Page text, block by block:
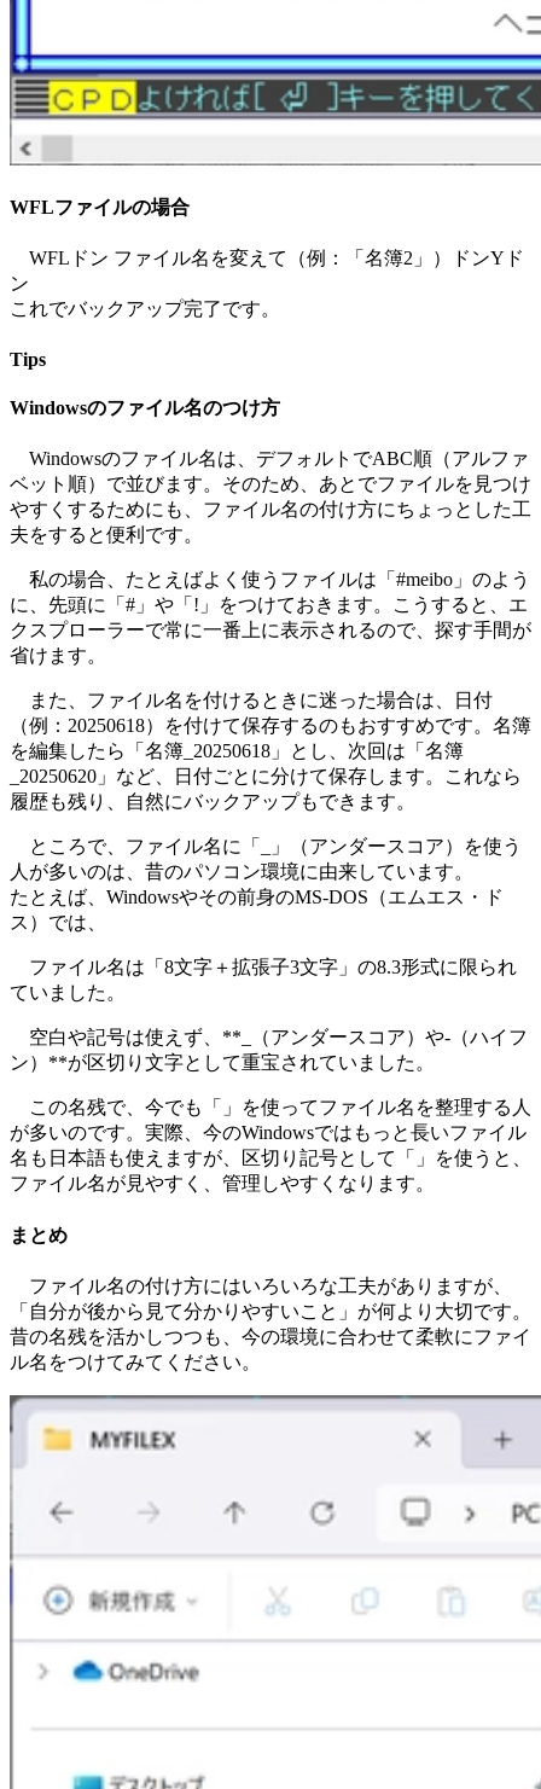
WFLファイルの場合
WFLドン ファイル名を変えて（例：「名簿2」）ドンYド
ン
これでバックアップ完了です。
Tips
Windowsのファイル名のつけ方
Windowsのファイル名は、デフォルトでABC順（アルファ
ベット順）で並びます。そのため、あとでファイルを見つけ
やすくするためにも、ファイル名の付け方にちょっとした工
夫をすると便利です。
私の場合、たとえばよく使うファイルは「#meibo」のよう
に、先頭に「#」や「!」をつけておきます。こうすると、エ
クスプローラーで常に一番上に表示されるので、探す手間が
省けます。
また、ファイル名を付けるときに迷った場合は、日付
（例：20250618）を付けて保存するのもおすすめです。名簿
を編集したら「名簿_20250618」とし、次回は「名簿
_20250620」など、日付ごとに分けて保存します。これなら
履歴も残り、自然にバックアップもできます。
ところで、ファイル名に「_」（アンダースコア）を使う
人が多いのは、昔のパソコン環境に由来しています。
たとえば、Windowsやその前身のMS-DOS（エムエス・ド
ス）では、
ファイル名は「8文字＋拡張子3文字」の8.3形式に限られ
ていました。
空白や記号は使えず、**_（アンダースコア）や-（ハイフ
ン）**が区切り文字として重宝されていました。
この名残で、今でも「
」を使ってファイル名を整理する人
が多いのです。実際、今のWindowsではもっと長いファイル
名も日本語も使えますが、区切り記号として「
」を使うと、
ファイル名が見やすく、管理しやすくなります。
まとめ
ファイル名の付け方にはいろいろな工夫がありますが、
「自分が後から見て分かりやすいこと」が何より大切です。
昔の名残を活かしつつも、今の環境に合わせて柔軟にファイ
ル名をつけてみてください。